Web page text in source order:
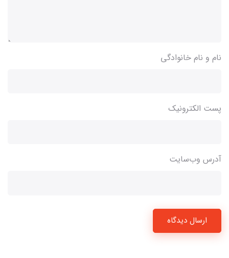
نام و نام خانوادگی
پست الکترونیک
آدرس وب‌سایت
ارسال دیدگاه